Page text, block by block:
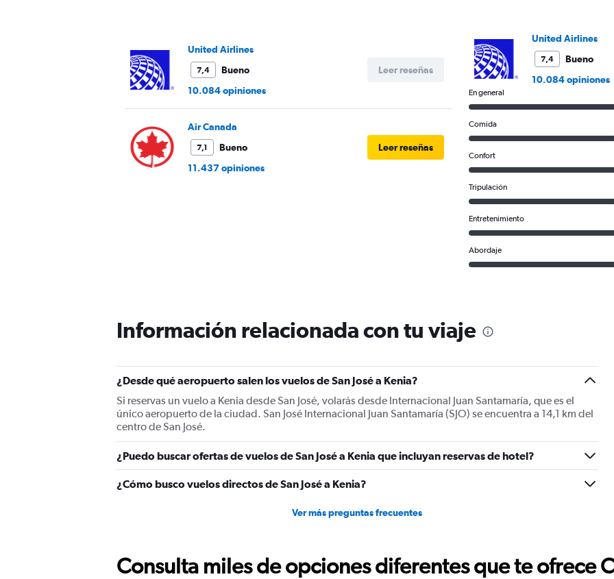
United Airlines
7,4
Bueno
10.084 opiniones
Leer reseñas
Air Canada
7,1
Bueno
11.437 opiniones
Leer reseñas
United Airlines
7,4
Bueno
10.084 opiniones
En general
Comida
Confort
Tripulación
Entretenimiento
Abordaje
Información relacionada con tu viaje
¿Desde qué aeropuerto salen los vuelos de San José a Kenia?
Si reservas un vuelo a Kenia desde San José, volarás desde Internacional Juan Santamaría, que es el
único aeropuerto de la ciudad. San José Internacional Juan Santamaría (SJO) se encuentra a 14,1 km del
centro de San José.
¿Puedo buscar ofertas de vuelos de San José a Kenia que incluyan reservas de hotel?
¿Cómo busco vuelos directos de San José a Kenia?
Ver más preguntas frecuentes
Consulta miles de opciones diferentes que te ofrece